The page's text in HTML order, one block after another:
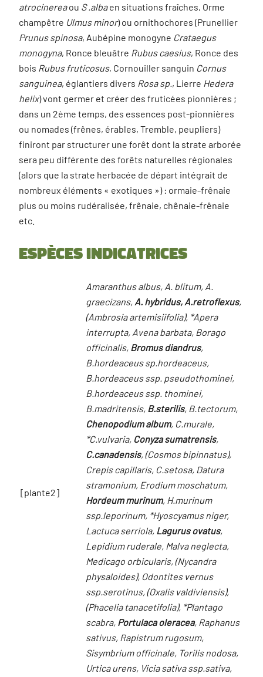
atrocinereaou S .albaen situations fraîches, Orme
champêtre Ulmus minor) ou ornithochores (Prunellier
Prunus spinosa, Aubépine monogyne Crataegus
monogyna, Ronce bleuâtre Rubus caesius, Ronce des
bois Rubus fruticosus, Cornouiller sanguin Cornus
sanguinea, églantiers divers Rosa sp. , Lierre Hedera
helix) vont germer et créer des fruticées pionnières ;
dans un 2ème temps, des essences post-pionnières
ou nomades (frênes, érables, Tremble, peupliers)
finiront par structurer une forêt dont la strate arborée
sera peu différente des forêts naturelles régionales
(alors que la strate herbacée de départ intégrait de
nombreux éléments « exotiques ») : ormaie-frênaie
plus ou moins rudéralisée, frênaie, chênaie-frênaie
etc.
Espèces indicatrices
[plante2]
Amaranthus albus, A. blitum, A.
graecizans, A. hybridus, A.retroflexus,
(Ambrosia artemisiifolia), *Apera
interrupta, Avena barbata, Borago
officinalis, Bromus diandrus,
B.hordeaceus sp.hordeaceus,
B.hordeaceus ssp. pseudothominei,
B.hordeaceus ssp. thominei,
B.madritensis, B.sterilis, B.tectorum,
Chenopodium album, C.murale,
*C.vulvaria, Conyza sumatrensis,
C.canadensis, (Cosmos bipinnatus),
Crepis capillaris, C.setosa, Datura
stramonium, Erodium moschatum,
Hordeum murinum, H.murinum
ssp.leporinum, *Hyoscyamus niger,
Lactuca serriola, Lagurus ovatus,
Lepidium ruderale, Malva neglecta,
Medicago orbicularis, (Nycandra
physaloides), Odontites vernus
ssp.serotinus, (Oxalis valdiviensis),
(Phacelia tanacetifolia), *Plantago
scabra, Portulaca oleracea, Raphanus
sativus, Rapistrum rugosum,
Sisymbrium officinale, Torilis nodosa,
Urtica urens, Vicia sativa ssp.sativa,